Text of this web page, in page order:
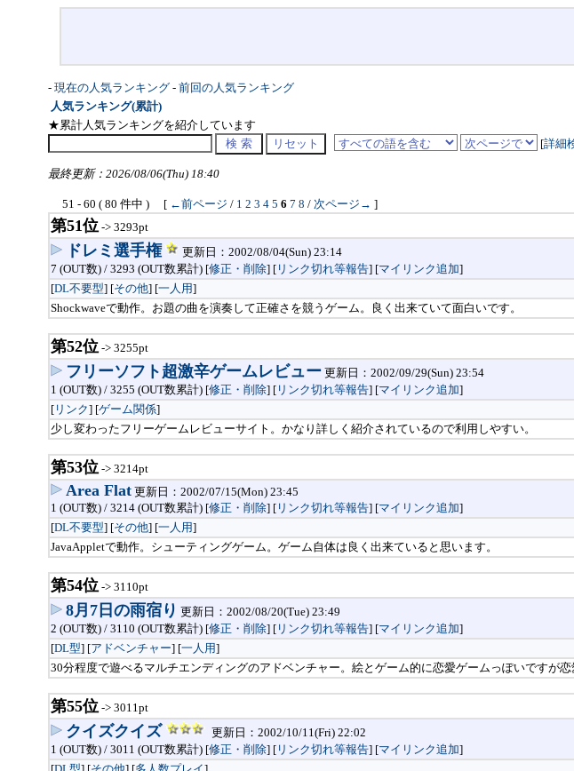
- 現在の人気ランキング- 前回の人気ランキング
人気ランキング(累計)
★累計人気ランキングを紹介しています
[詳細
最終更新：2026/08/06(Thu) 18:40
51 - 60 ( 80 件中 ) [ ←前ページ / 1 2 3 4 5 6 7 8 / 次ページ→ ]
第51位-> 3293pt
ドレミ選手権
更新日：2002/08/04(Sun) 23:14
7 (OUT数) / 3293 (OUT数累計) [修正・削除] [リンク切れ等報告] [マイリンク追加]
[DL不要型] [その他] [一人用]
Shockwaveで動作。お題の曲を演奏して正確さを競うゲーム。良く出来ていて面白いです。
第52位-> 3255pt
フリーソフト超激辛ゲームレビュー 更新日：2002/09/29(Sun) 23:54
1 (OUT数) / 3255 (OUT数累計) [修正・削除] [リンク切れ等報告] [マイリンク追加]
[リンク] [ゲーム関係]
少し変わったフリーゲームレビューサイト。かなり詳しく紹介されているので利用しやすい。
第53位-> 3214pt
Area Flat 更新日：2002/07/15(Mon) 23:45
1 (OUT数) / 3214 (OUT数累計) [修正・削除] [リンク切れ等報告] [マイリンク追加]
[DL不要型] [その他] [一人用]
JavaAppletで動作。シューティングゲーム。ゲーム自体は良く出来ていると思います。
第54位-> 3110pt
8月7日の雨宿り 更新日：2002/08/20(Tue) 23:49
2 (OUT数) / 3110 (OUT数累計) [修正・削除] [リンク切れ等報告] [マイリンク追加]
[DL型] [アドベンチャー] [一人用]
30分程度で遊べるマルチエンディングのアドベンチャー。絵とゲーム的に恋愛ゲームっぽいですが恋
第55位-> 3011pt
クイズクイズ
更新日：2002/10/11(Fri) 22:02
1 (OUT数) / 3011 (OUT数累計) [修正・削除] [リンク切れ等報告] [マイリンク追加]